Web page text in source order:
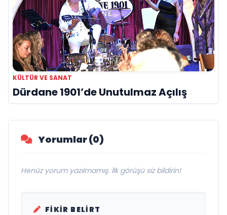
KÜLTÜR VE SANAT
Dürdane 1901’de Unutulmaz Açılış
Yorumlar (0)
Henüz yorum yazılmamış. İlk görüşü siz bildirin!
FIKIR BELIRT